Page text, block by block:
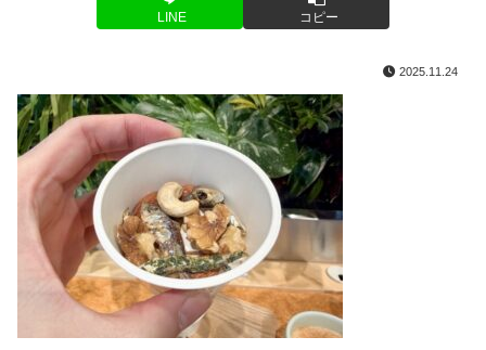
LINE コピー
2025.11.24